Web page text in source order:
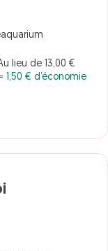
lieu de 13,00 €
1,50 € d’économie
Grau du Roi